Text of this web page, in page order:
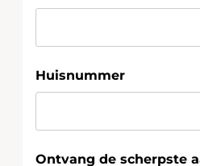
Huisnummer
Ontvang de scherpste